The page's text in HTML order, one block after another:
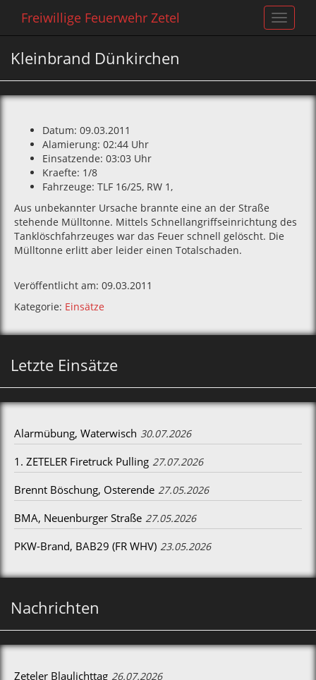
Toggle
Freiwillige Feuerwehr Zetel
Kleinbrand Dünkirchen
Datum: 09.03.2011
Alamierung: 02:44 Uhr
Einsatzende: 03:03 Uhr
Kraefte: 1/8
Fahrzeuge: TLF 16/25‚ RW 1‚
Aus unbekannter Ursache brannte eine an der Straße
stehende Mülltonne. Mittels Schnellangriffseinrichtung des
Tanklöschfahrzeuges war das Feuer schnell gelöscht. Die
Mülltonne erlitt aber leider einen Totalschaden.
Veröffentlicht am: 09.03.2011
Kategorie: Einsätze
Letzte Einsätze
Alarmübung, Waterwisch 30.07.2026
1. ZETELER Firetruck Pulling 27.07.2026
Brennt Böschung, Osterende 27.05.2026
BMA, Neuenburger Straße 27.05.2026
PKW-Brand, BAB29 (FR WHV) 23.05.2026
Nachrichten
Zeteler Blaulichttag 26.07.2026